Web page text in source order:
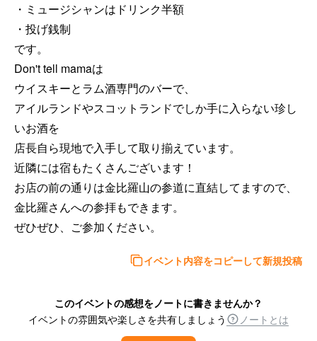
・ミュージシャンはドリンク半額
・投げ銭制
です。
Don't tell mamaは
ウイスキーとラム酒専門のバーで、
アイルランドやスコットランドでしか手に入らない珍し
いお酒を
店長自ら現地で入手して取り揃えています。
近隣には宿もたくさんございます！
お店の前の通りは金比羅山の参道に直結してますので、
金比羅さんへの参拝もできます。
ぜひぜひ、ご参加ください。
イベント内容をコピーして新規投稿
このイベントの感想をノートに書きませんか？
イベントの雰囲気や楽しさを共有しましょう
ノートとは